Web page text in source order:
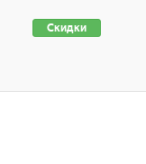
Скидки